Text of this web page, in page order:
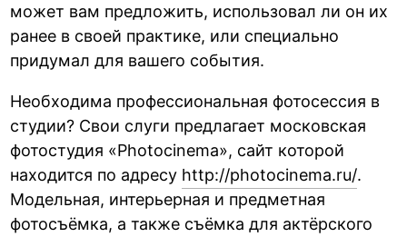
может вам предложить, использовал ли он их
ранее в своей практике, или специально
придумал для вашего события.
Необходима профессиональная фотосессия в
студии? Свои слуги предлагает московская
фотостудия «Photocinema», сайт которой
находится по адресу http://photocinema.ru/.
Модельная, интерьерная и предметная
фотосъёмка, а также съёмка для актёрского